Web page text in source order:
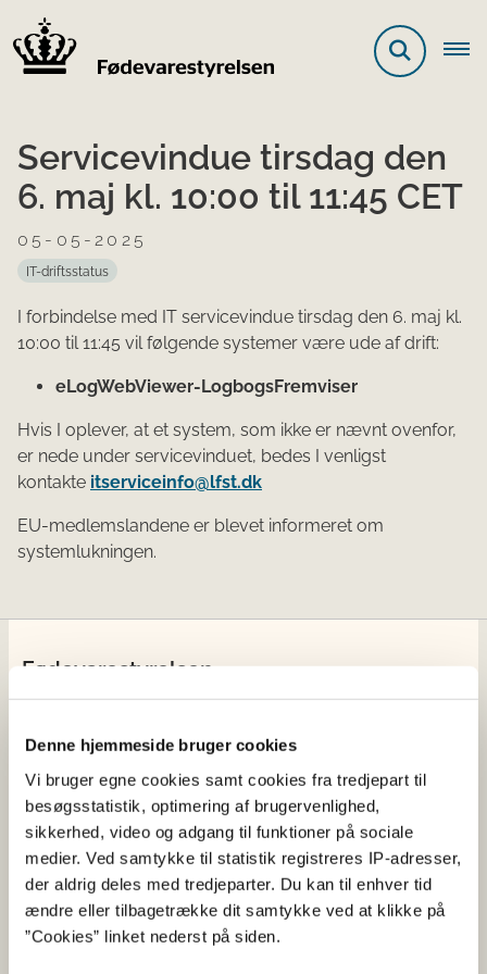
Denne hjemmeside bruger cookies
Vi bruger egne cookies samt cookies fra tredjepart til
besøgsstatistik, optimering af brugervenlighed,
sikkerhed, video og adgang til funktioner på sociale
medier. Ved samtykke til statistik registreres IP-adresser,
der aldrig deles med tredjeparter. Du kan til enhver tid
ændre eller tilbagetrække dit samtykke ved at klikke på
”Cookies” linket nederst på siden.
Servicevindue tirsdag den
6. maj kl. 10:00 til 11:45 CET
05-05-2025
IT-driftsstatus
I forbindelse med IT servicevindue tirsdag den 6. maj kl.
10:00 til 11:45 vil følgende systemer være ude af drift:
eLogWebViewer-LogbogsFremviser
Hvis I oplever, at et system, som ikke er nævnt ovenfor,
er nede under servicevinduet, bedes I venligst
kontakte itserviceinfo@lfst.dk
EU-medlemslandene er blevet informeret om
systemlukningen.
Fødevarestyrelsen
Erhvervsministeriet. Styrelsen arbejder med hele
dyresundhed og sikker, sund mad. Vi står bag De
officielle Kostråd og smileykontroller, som du kender
fra cafeer, restauranter og supermarkeder.
Kontakt
Fødevarestyrelsen